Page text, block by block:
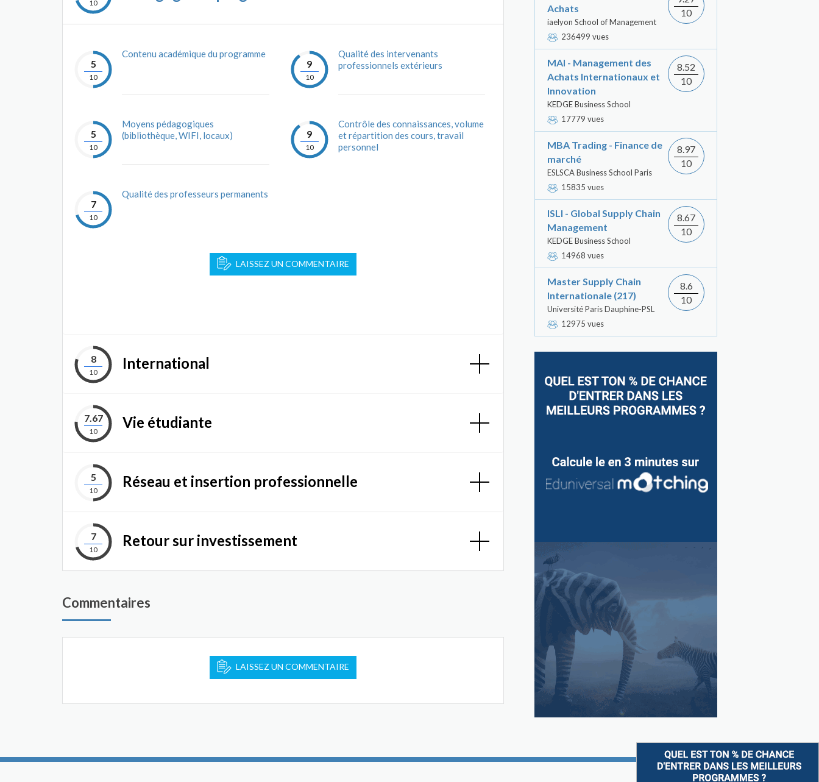
10
5
10
Contenu académique du programme
5
10
Moyens pédagogiques
(bibliothèque, WIFI, locaux)
7
10
Qualité des professeurs permanents
9
10
Qualité des intervenants
professionnels extérieurs
9
10
Contrôle des connaissances, volume
et répartition des cours, travail
personnel
LAISSEZ UN COMMENTAIRE
8
10
International
7.67
10
Vie étudiante
5
10
Réseau et insertion professionnelle
7
10
Retour sur investissement
Commentaires
LAISSEZ UN COMMENTAIRE
Achats
iaelyon School of Management
236499 vues
10
MAI - Management des
Achats Internationaux et
Innovation
KEDGE Business School
17779 vues
8.52
10
MBA Trading - Finance de
marché
ESLSCA Business School Paris
15835 vues
8.97
10
ISLI - Global Supply Chain
Management
KEDGE Business School
14968 vues
8.67
10
Master Supply Chain
Internationale (217)
Université Paris Dauphine-PSL
12975 vues
8.6
10